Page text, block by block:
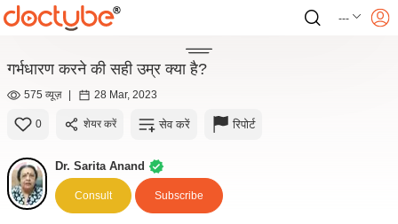
---
गर्भधारण करने की सही उम्र क्या है?
575 व्यूज़ | 28 Mar, 2023
0 शेयर करें सेव करें रिपोर्ट
Dr. Sarita Anand
Consult Subscribe